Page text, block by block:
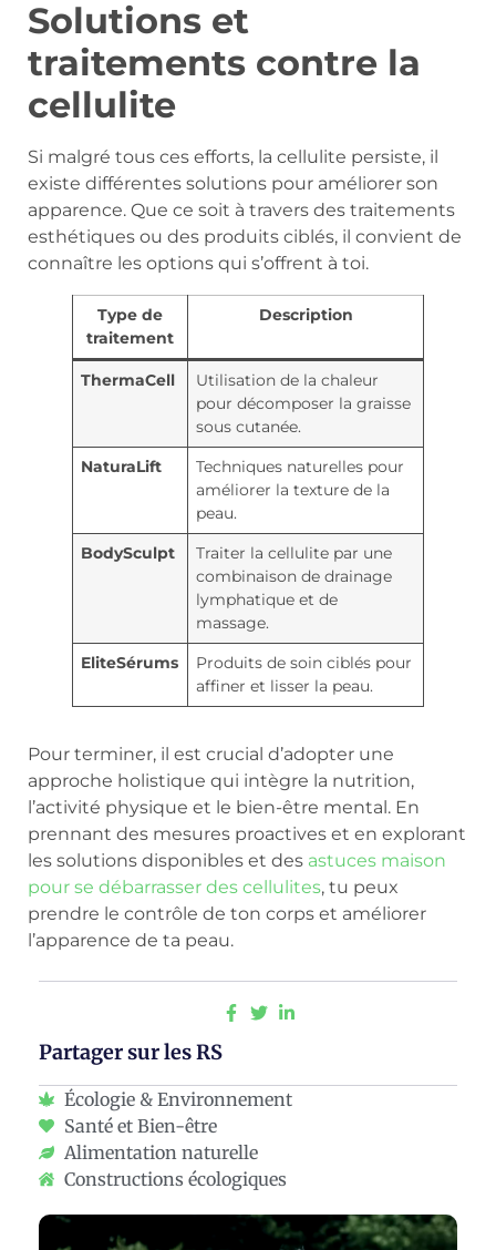
Solutions et
traitements contre la
cellulite
Si malgré tous ces efforts, la cellulite persiste, il
existe différentes solutions pour améliorer son
apparence. Que ce soit à travers des traitements
esthétiques ou des produits ciblés, il convient de
connaître les options qui s’offrent à toi.
Type de
traitement
Description
ThermaCell
Utilisation de la chaleur
pour décomposer la graisse
sous cutanée.
NaturaLift
Techniques naturelles pour
améliorer la texture de la
peau.
BodySculpt
Traiter la cellulite par une
combinaison de drainage
lymphatique et de
massage.
EliteSérums
Produits de soin ciblés pour
affiner et lisser la peau.
Pour terminer, il est crucial d’adopter une
approche holistique qui intègre la nutrition,
l’activité physique et le bien-être mental. En
prennant des mesures proactives et en explorant
les solutions disponibles et des astuces maison
pour se débarrasser des cellulites, tu peux
prendre le contrôle de ton corps et améliorer
l’apparence de ta peau.
Partager sur les RS
Écologie & Environnement
Santé et Bien-être
Alimentation naturelle
Constructions écologiques